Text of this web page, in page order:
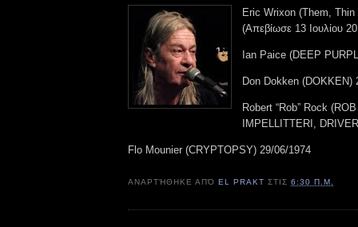
Eric Wrixon (Them,
(Απεβίωσε 13 Ιουλίου
Ian Paice (DEEP
Don Dokken (DOKKEN)
Robert “Rob” Rock
IMPELLITTERI,
Flo Mounier (CRYPTOPSY) 29/06/1974
ΑΝΑΡΤΉΘΗΚΕ ΑΠΌEL PRAKT ΣΤΙΣ6:30 Π.Μ.